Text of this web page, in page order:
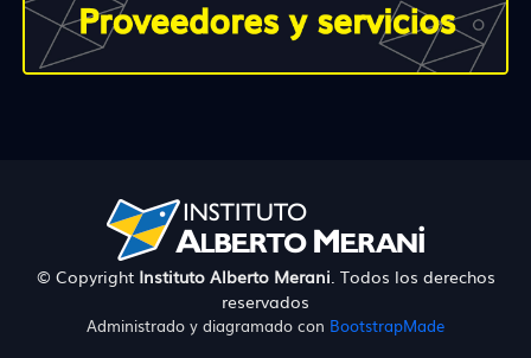
© Copyright Instituto Alberto Merani . Todos los derechos
reservados
Administrado y diagramado con BootstrapMade